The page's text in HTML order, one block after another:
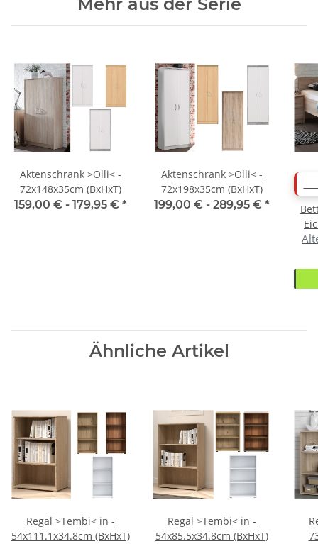
Aktenschrank >Olli< -
72x148x35cm (BxHxT)
159,00 € - 179,95 € *
Aktenschrank >Olli< -
72x198x35cm (BxHxT)
199,00 € - 289,95 € *
Ähnliche Artikel
Regal >Tembi< in -
54x111.1x34.8cm (BxHxT)
Regal >Tembi< in -
54x85.5x34.8cm (BxHxT)